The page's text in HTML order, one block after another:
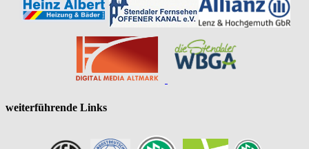
weiterführende Links